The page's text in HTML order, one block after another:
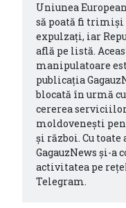
Uniunea
să poată fi
expulzați, iar
află pe listă.
manipulatoare
publicația
blocată în urmă
cererea
moldovenești
și război. Cu toate
GagauzNews și-a
activitatea pe
Telegram.